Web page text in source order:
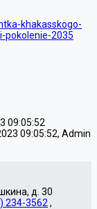
khakasskogo-
pokolenie-2035
09:05:52
09:05:52, Admin
д. 30
234-3562 ,